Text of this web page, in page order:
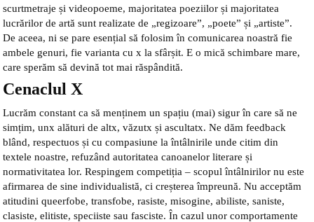
scurtmetraje și videopoeme, majoritatea poeziilor și majoritatea
lucrărilor de artă sunt realizate de „regizoare”, „poete” și „artiste”.
De aceea, ni se pare esențial să folosim în comunicarea noastră fie
ambele genuri, fie varianta cu x la sfârșit. E o mică schimbare mare,
care sperăm să devină tot mai răspândită.
Cenaclul X
Lucrăm constant ca să menținem un spațiu (mai) sigur în care să ne
simțim, unx alături de altx, văzutx și ascultatx. Ne dăm feedback
blând, respectuos și cu compasiune la întâlnirile unde citim din
textele noastre, refuzând autoritatea canoanelor literare și
normativitatea lor. Respingem competiția – scopul întâlnirilor nu este
afirmarea de sine individualistă, ci creșterea împreună. Nu acceptăm
atitudini queerfobe, transfobe, rasiste, misogine, abiliste, saniste,
clasiste, elitiste, speciiste sau fasciste. În cazul unor comportamente